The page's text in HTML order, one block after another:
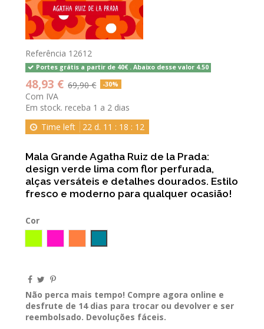
Referência 12612
Portes grátis a partir de 40€ . Abaixo desse valor 4.50
48,93 € 69,90 € -30%
Com IVA
Em stock. receba 1 a 2 dias
Time left
22d. 11 : 18 : 11
Mala Grande Agatha Ruiz de la Prada:
design verde lima com flor perfurada,
alças versáteis e detalhes dourados. Estilo
fresco e moderno para qualquer ocasião!
Cor
Não perca mais tempo! Compre agora online e
desfrute de 14 dias para trocar ou devolver e ser
reembolsado. Devoluções fáceis.